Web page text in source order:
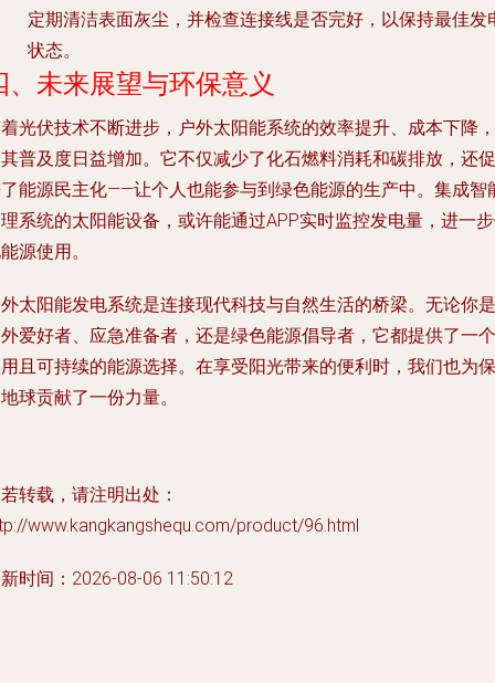
定期清洁表面灰尘，并检查连接线是否完好，以保持最佳发
状态。
、未来展望与环保意义
光伏技术不断进步，户外太阳能系统的效率提升、成本下降，
普及度日益增加。它不仅减少了化石燃料消耗和碳排放，还促
能源民主化——让个人也能参与到绿色能源的生产中。集成智
系统的太阳能设备，或许能通过APP实时监控发电量，进一
源使用。
太阳能发电系统是连接现代科技与自然生活的桥梁。无论你是
爱好者、应急准备者，还是绿色能源倡导者，它都提供了一个
且可持续的能源选择。在享受阳光带来的便利时，我们也为保
球贡献了一份力量。
转载，请注明出处：
www.kangkangshequ.com/product/96.html
时间：2026-08-06 11:50:12